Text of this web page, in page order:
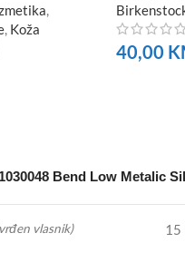
Koža
40,00
1030048 Bend Low Metalic
vlasnik) 15